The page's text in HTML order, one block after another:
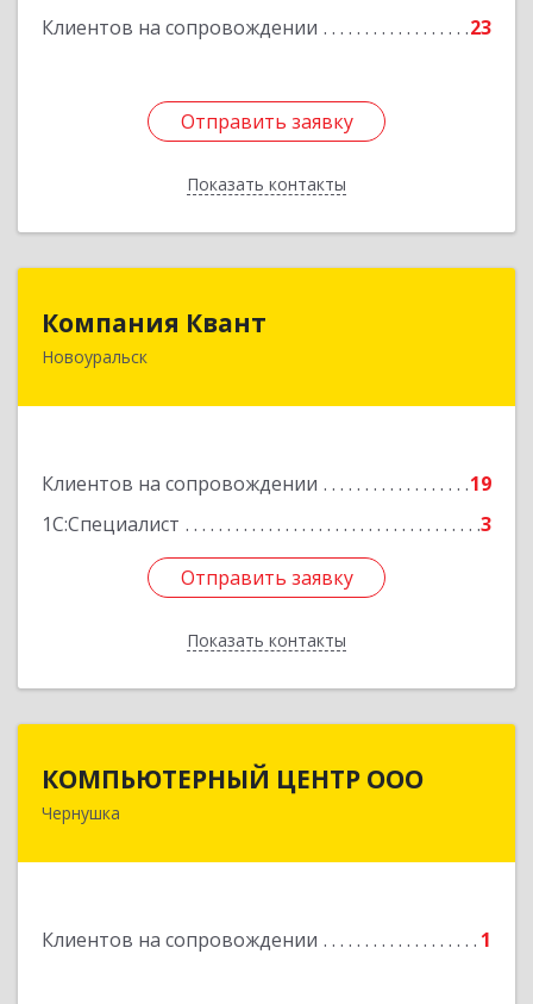
Клиентов на сопровождении 23
Отправить заявку
Показать контакты
Отправить заявку
Назад
Компания Квант
Новоуральск
Клиентов на сопровождении
19
1С:Специалист
3
Отправить заявку
Показать контакты
624130, Свердловская обл, Новоуральск г,
Отправить заявку
Назад
КОМПЬЮТЕРНЫЙ ЦЕНТР ООО
Чернушка
Клиентов на сопровождении 1
КОМПЬЮТЕРНЫЙ ЦЕНТР ООО